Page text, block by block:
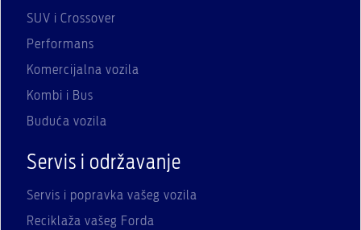
SUV i Crossover
Performans
Komercijalna vozila
Kombi i Bus
Buduća vozila
Servis i održavanje
Servis i popravka vašeg vozila
Reciklaža vašeg Forda